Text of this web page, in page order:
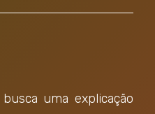
uma explicação